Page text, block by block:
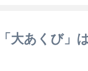
大あくび」